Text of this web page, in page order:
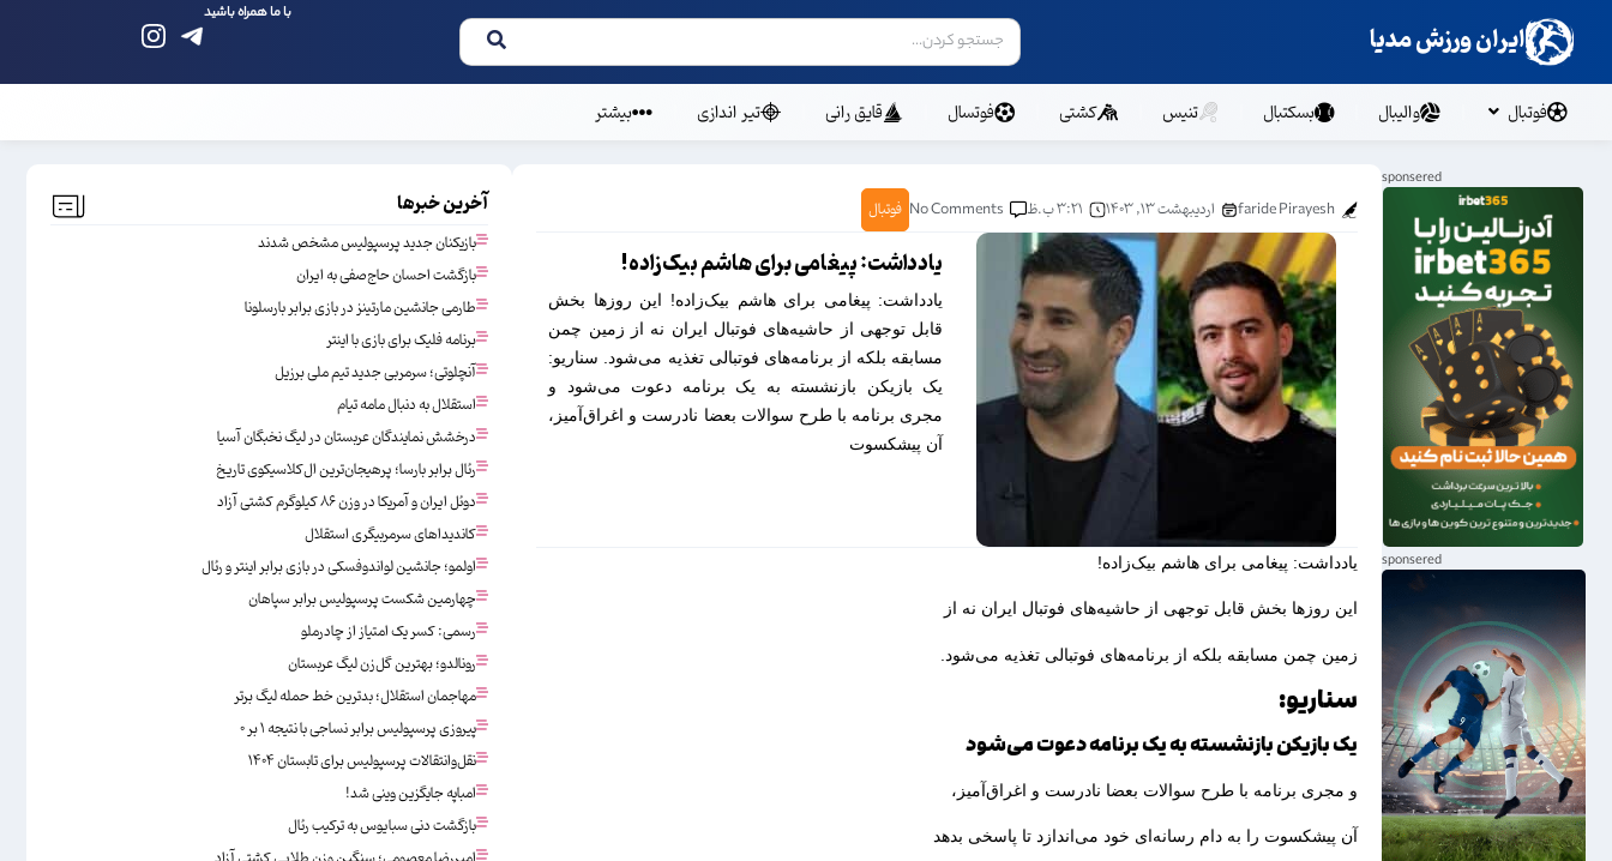
ایران ورزش مدیا
با ما همراه باشید
فوتبال والیبال بسکتبال تنیس کشتی فوتسال قایق رانی تیر اندازی بیشتر
faride Pirayesh اردیبهشت ۱۳, ۱۴۰۳ ۳:۲۱ ب.ظ No Comments فوتبال
یادداشت: پیغامی برای هاشم بیک‌زاده!
یادداشت: پیغامی برای هاشم بیک‌زاده! این روزها بخش
قابل توجهی از حاشیه‌های فوتبال ایران نه از زمین چمن
مسابقه بلکه از برنامه‌های فوتبالی تغذیه می‌شود. سناریو:
یک بازیکن بازنشسته به یک برنامه دعوت می‌شود و
مجری برنامه با طرح سوالات بعضا نادرست و اغراق‌آمیز،
آن پیشکسوت
یادداشت: پیغامی برای هاشم بیک‌زاده!
این روزها بخش قابل توجهی از حاشیه‌های فوتبال ایران نه از
زمین چمن مسابقه بلکه از برنامه‌های فوتبالی تغذیه می‌شود.
سناریو:
یک بازیکن بازنشسته به یک برنامه دعوت می‌شود
و مجری برنامه با طرح سوالات بعضا نادرست و اغراق‌آمیز،
آن پیشکسوت را به دام رسانه‌ای خود می‌اندازد تا پاسخی بدهد
آخرین خبرها
بازیکنان جدید پرسپولیس مشخص شدند
بازگشت احسان حاج‌صفی به ایران
طارمی جانشین مارتینز در بازی برابر بارسلونا
برنامه فلیک برای بازی با اینتر
آنچلوتی؛ سرمربی جدید تیم ملی برزیل
استقلال به دنبال مامه تیام
درخشش نمایندگان عربستان در لیگ نخبگان آسیا
رئال برابر بارسا؛ پرهیجان‌‌ترین ال‌کلاسیکوی تاریخ
دوئل ایران و آمریکا در وزن ۸۶ کیلوگرم کشتی آزاد
کاندیداهای سرمربیگری استقلال
اولمو؛ جانشین لواندوفسکی در بازی برابر اینتر و رئال
چهارمین شکست پرسپولیس برابر سپاهان
رسمی: کسر یک امتیاز از چادرملو
رونالدو؛ بهترین گل‌زن لیگ عربستان
مهاجمان استقلال؛ بدترین خط حمله لیگ برتر
پیروزی پرسپولیس برابر نساجی با نتیجه ۱ بر ۰
نقل‌وانتقالات پرسپولیس برای تابستان ۱۴۰۴
امباپه جایگزین وینی شد!
بازگشت دنی سبایوس به ترکیب رئال